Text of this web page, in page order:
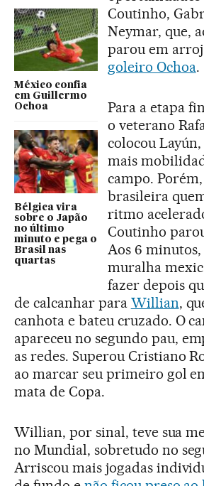
México confia
em Guillermo
Ochoa
Bélgica vira
sobre o Japão
no último
minuto e pega o
Brasil nas
quartas
Coutinho,
Neymar, que,
parou em
goleiro Ochoa.
Para a etapa
o veterano
colocou
mais
campo.
brasileira
ritmo
Coutinho
Aos 6
muralha
fazer depois
de calcanhar para Willian,
canhota e bateu cruzado. O
apareceu no segundo pau,
as redes. Superou Cristiano
ao marcar seu primeiro gol
mata de Copa.
Willian, por sinal, teve sua
no Mundial, sobretudo no
Arriscou mais jogadas